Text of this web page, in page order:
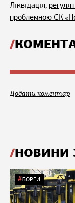
Ліквідація,
проблемною СК
Додати коментар
НОВИНИ
БОРГИ